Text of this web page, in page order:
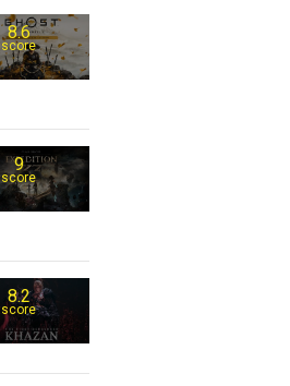
8.6
score
9
score
8.2
score